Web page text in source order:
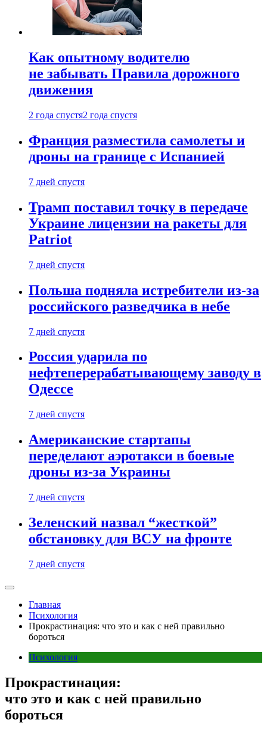
Как опытному водителю
не забывать Правила дорожного
движения
2 года спустя2 года спустя
Франция разместила самолеты и
дроны на границе с Испанией
7 дней спустя
Трамп поставил точку в передаче
Украине лицензии на ракеты для
Patriot
7 дней спустя
Польша подняла истребители из-за
российского разведчика в небе
7 дней спустя
Россия ударила по
нефтеперерабатывающему заводу в
Одессе
7 дней спустя
Американские стартапы
переделают аэротакси в боевые
дроны из-за Украины
7 дней спустя
Зеленский назвал “жесткой”
обстановку для ВСУ на фронте
7 дней спустя
Главная
Психология
Прокрастинация: что это и как с ней правильно
бороться
Психология
Прокрастинация:
что это и как с ней правильно
бороться